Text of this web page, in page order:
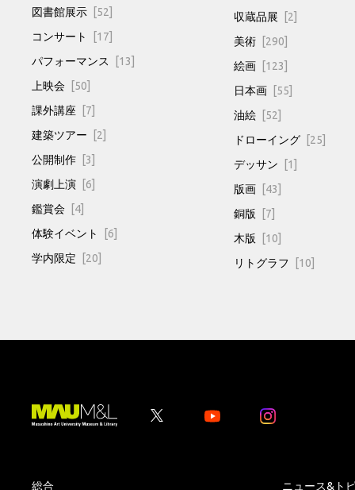
図書館展示 [52]
コンサート [17]
パフォーマンス [13]
上映会 [50]
課外講座 [7]
建築ツアー [2]
公開制作 [3]
演劇上演 [6]
鑑賞会 [4]
体験イベント [6]
学内限定 [20]
収蔵品展 [2]
美術 [290]
絵画 [123]
日本画 [55]
油絵 [52]
ドローイング [25]
デッサン [1]
版画 [43]
銅版 [7]
木版 [10]
リトグラフ [10]
Youtube
総合
ニュース&ト